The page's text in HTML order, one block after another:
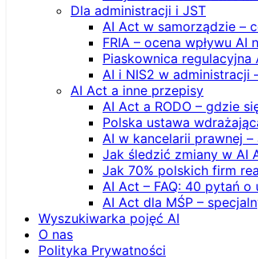
Dla administracji i JST
AI Act w samorządzie –
FRIA – ocena wpływu
Piaskownica
AI i NIS2 w administracji
AI Act a inne przepisy
AI Act a RODO – gdzie
Polska ustawa
AI w kancelarii prawnej
Jak śledzić zmiany w AI
Jak 70% polskich firm
AI Act – FAQ: 40 pytań
AI Act dla MŚP –
Wyszukiwarka pojęć AI
O nas
Polityka Prywatności